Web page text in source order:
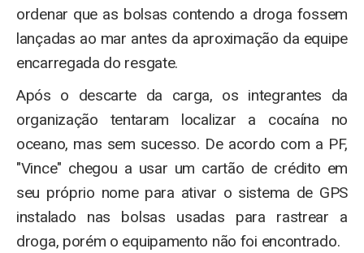
ordenar que as bolsas contendo a droga fossem
lançadas ao mar antes da aproximação da equipe
encarregada do resgate.
Após o descarte da carga, os integrantes da
organização tentaram localizar a cocaína no
oceano, mas sem sucesso. De acordo com a PF,
"Vince" chegou a usar um cartão de crédito em
seu próprio nome para ativar o sistema de GPS
instalado nas bolsas usadas para rastrear a
droga, porém o equipamento não foi encontrado.